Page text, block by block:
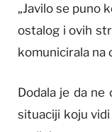
„Javilo se puno
ostalog i ovih
komunicirala na
Dodala je da
situaciji koju